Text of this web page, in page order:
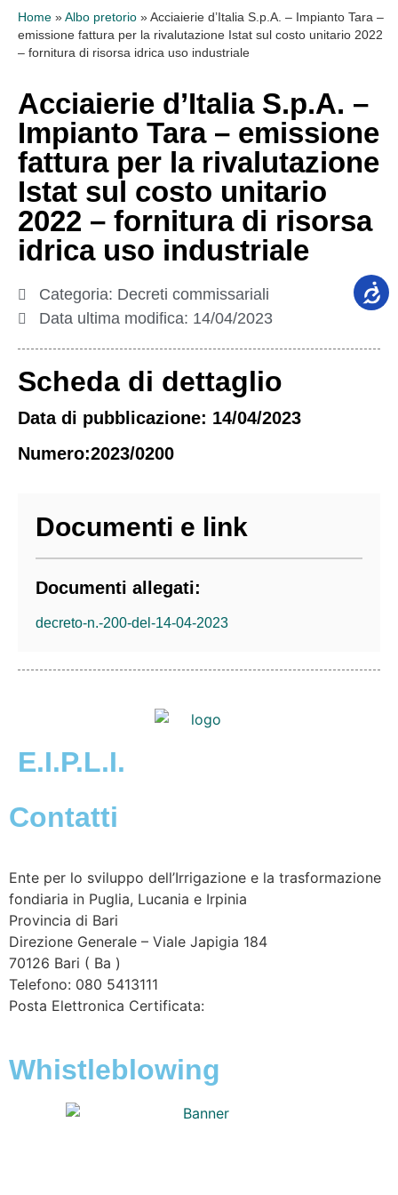
Home » Albo pretorio » Acciaierie d’Italia S.p.A. – Impianto Tara –
emissione fattura per la rivalutazione Istat sul costo unitario 2022
– fornitura di risorsa idrica uso industriale
Acciaierie d’Italia S.p.A. –
Impianto Tara – emissione
fattura per la rivalutazione
Istat sul costo unitario
2022 – fornitura di risorsa
idrica uso industriale
Categoria: Decreti commissariali
Data ultima modifica: 14/04/2023
Scheda di dettaglio
Data di pubblicazione: 14/04/2023
Numero:2023/0200
Documenti e link
Documenti allegati:
decreto-n.-200-del-14-04-2023
E.I.P.L.I.
Contatti
Ente per lo sviluppo dell’Irrigazione e la trasformazione
fondiaria in Puglia, Lucania e Irpinia
Provincia di Bari
Direzione Generale – Viale Japigia 184
70126 Bari ( Ba )
Telefono: 080 5413111
Posta Elettronica Certificata:
Whistleblowing